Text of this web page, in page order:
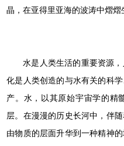
晶，在亚得里亚海的波涛中
水是人类生活的重要资源
化是人类创造的与水有关的科
产。水，以其原始宇宙学的精
层。在漫漫的历史长河中，伴
由物质的层面升华到一种精神